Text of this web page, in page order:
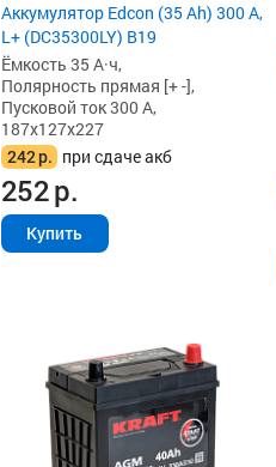
Аккумулятор Edcon (35 Ah) 300 А,
L+ (DC35300LY) B19
Ёмкость 35 А·ч,
Полярность прямая [+ -],
Пусковой ток 300 А,
187x127x227
242р. при сдаче акб
252р.
Купить